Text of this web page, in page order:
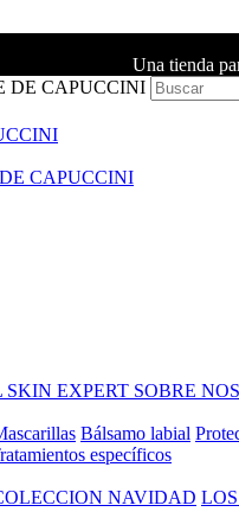
Una tienda
SKIN EXPERT SOBRE
Bálsamo labial
específicos
NAVIDAD